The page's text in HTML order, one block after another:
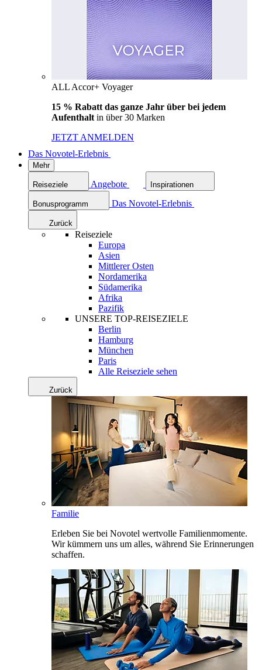
ALL Accor+ Voyager
15 % Rabatt das ganze Jahr über bei jedem
Aufenthalt in über 30 Marken
JETZT ANMELDEN
Das Novotel-Erlebnis
Mehr
Reiseziele Angebote Inspirationen
Bonusprogramm Das Novotel-Erlebnis
Zurück
Reiseziele
Europa
Asien
Mittlerer Osten
Nordamerika
Südamerika
Afrika
Pazifik
UNSERE TOP-REISEZIELE
Berlin
Hamburg
München
Paris
Alle Reiseziele sehen
Zurück
Familie
Erleben Sie bei Novotel wertvolle Familienmomente.
Wir kümmern uns um alles, während Sie Erinnerungen
schaffen.